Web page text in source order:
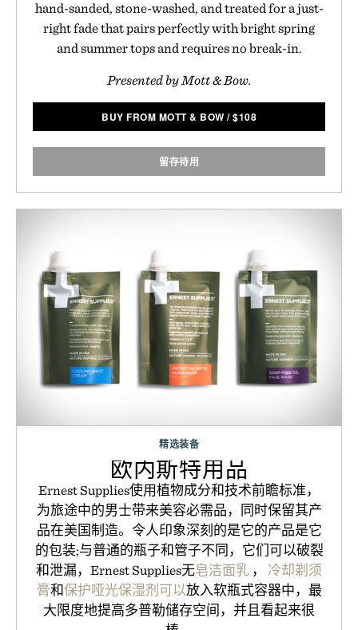
hand-sanded, stone-washed, and treated for a just-
right fade that pairs perfectly with bright spring
and summer tops and requires no break-in.
Presented by Mott & Bow.
BUY FROM MOTT & BOW /$108
留存待用
精选装备
欧内斯特用品
Ernest Supplies使用植物成分和技术前瞻标准，
为旅途中的男士带来美容必需品，同时保留其产
品在美国制造。令人印象深刻的是它的产品是它
的包装;与普通的瓶子和管子不同，它们可以破裂
和泄漏，Ernest Supplies无皂洁面乳 ， 冷却剃须
膏和保护哑光保湿剂可以放入软瓶式容器中，最
大限度地提高多普勒储存空间，并且看起来很